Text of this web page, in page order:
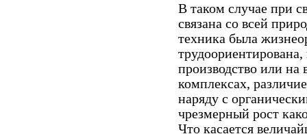
В таком случае при
связана со всей
техника была
производство или на
комплексах,
наряду с
чрезмерный рост
Что касается